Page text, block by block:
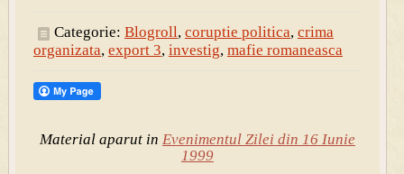
Categorie: Blogroll, coruptie politica, crima
organizata, export 3, investig, mafie romaneasca
Material aparut in Evenimentul Zilei din 16 Iunie
1999